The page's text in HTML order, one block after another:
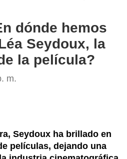
dónde hemos
Seydoux, la
la película?
m.
Seydoux ha brillado en
películas, dejando una
Colombia